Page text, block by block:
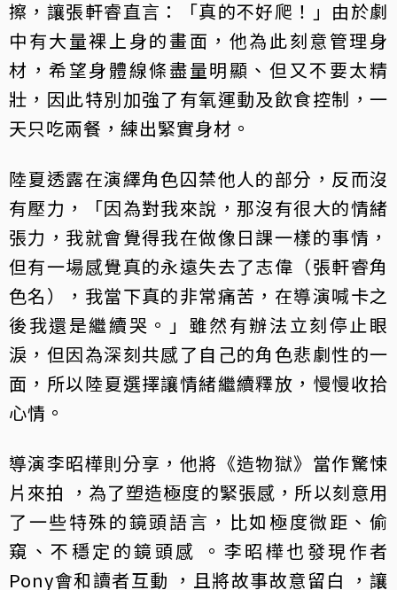
擦，讓張軒睿直言：「真的不好爬！」由於劇
中有大量裸上身的畫面，他為此刻意管理身
材，希望身體線條盡量明顯、但又不要太精
壯，因此特別加強了有氧運動及飲食控制，一
天只吃兩餐，練出緊實身材。
陸夏透露在演繹角色囚禁他人的部分，反而沒
有壓力，「因為對我來說，那沒有很大的情緒
張力，我就會覺得我在做像日課一樣的事情，
但有一場感覺真的永遠失去了志偉（張軒睿角
色名），我當下真的非常痛苦，在導演喊卡之
後我還是繼續哭。」雖然有辦法立刻停止眼
淚，但因為深刻共感了自己的角色悲劇性的一
面，所以陸夏選擇讓情緒繼續釋放，慢慢收拾
心情。
導演李昭樺則分享，他將《造物獄》當作驚悚
片來拍 ，為了塑造極度的緊張感，所以刻意用
了一些特殊的鏡頭語言，比如極度微距、偷
窺、不穩定的鏡頭感 。李昭樺也發現作者
Pony會和讀者互動 ，且將故事故意留白 ，讓